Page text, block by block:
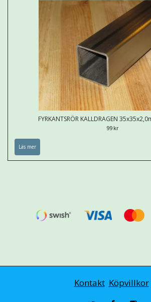
FYRKANTSRÖR KALLDRAGEN
99 kr
Läs mer
Kontakt Köpvillkor